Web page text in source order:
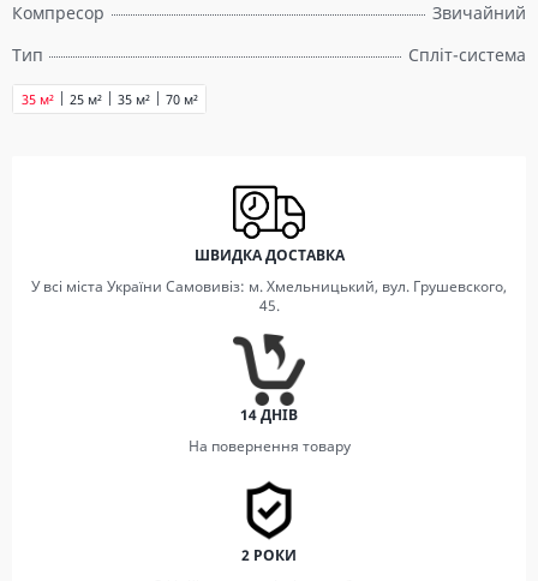
Компресор
Звичайний
Тип
Спліт-система
25 м²
35 м² 35 м² 70 м²
ШВИДКА ДОСТАВКА
У всі міста України Самовивіз: м. Хмельницький, вул. Грушевского,
45.
14 ДНІВ
На повернення товару
2 РОКИ